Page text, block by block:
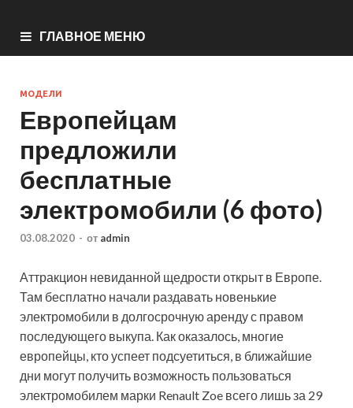
ГЛАВНОЕ МЕНЮ
МОДЕЛИ
Европейцам
предложили
бесплатные
электромобили (6 фото)
03.08.2020 - от admin
Аттракцион невиданной щедрости открыт в Европе.
Там бесплатно начали раздавать новенькие
электромобили в долгосрочную аренду с правом
последующего выкупа. Как оказалось, многие
европейцы, кто успеет подсуетиться, в ближайшие
дни могут получить возможность пользоваться
электромобилем марки Renault Zoe всего лишь за 29